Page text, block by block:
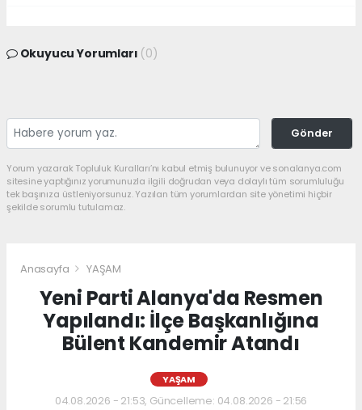
Okuyucu Yorumları (0)
Gönder
Yorum yazarak Topluluk Kuralları’nı kabul etmiş bulunuyor ve sonalanya.com
sitesine yaptığınız yorumunuzla ilgili doğrudan veya dolaylı tüm sorumluluğu
tek başınıza üstleniyorsunuz. Yazılan tüm yorumlardan site yönetimi hiçbir
şekilde sorumlu tutulamaz.
Anasayfa YAŞAM
Yeni Parti Alanya'da Resmen
Yapılandı: İlçe Başkanlığına
Bülent Kandemir Atandı
YAŞAM
04.08.2026 - 21:53, Güncelleme: 04.08.2026 - 21:56